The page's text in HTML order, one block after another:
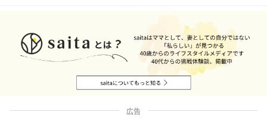
広告